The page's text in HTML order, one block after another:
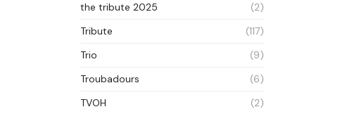
the tribute 2025
(2)
Tribute
(117)
Trio
(9)
Troubadours
(6)
TVOH
(2)